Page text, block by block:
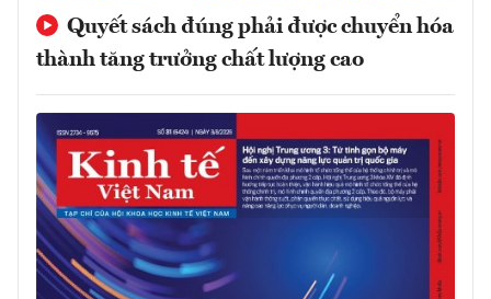
Quyết sách đúng phải được chuyển hóa
thành tăng trưởng chất lượng cao